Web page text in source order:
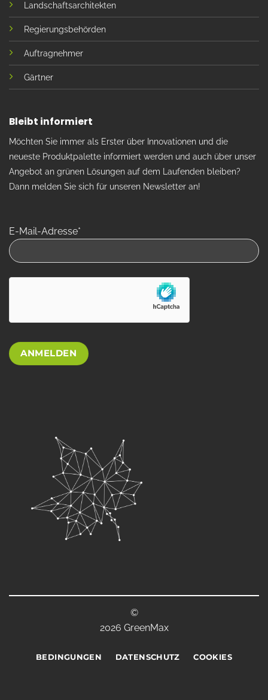
Landschaftsarchitekten
Regierungsbehörden
Auftragnehmer
Gärtner
Bleibt informiert
Möchten Sie immer als Erster über Innovationen und die
neueste Produktpalette informiert werden und auch über unser
Angebot an grünen Lösungen auf dem Laufenden bleiben?
Dann melden Sie sich für unseren Newsletter an!
E-Mail-Adresse*
©
2026 GreenMax
BEDINGUNGEN DATENSCHUTZ COOKIES